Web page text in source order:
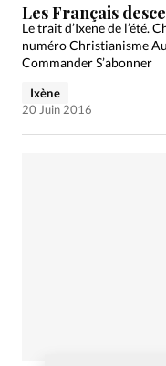
Les Français
Le trait d’Ixene de
numéro Christianisme
Commander S’abonner
Ixène
20 Juin 2016